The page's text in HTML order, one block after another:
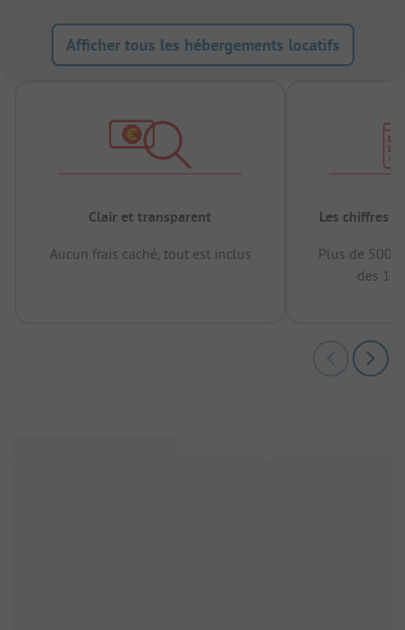
Afficher tous les hébergements locatifs
Clair et transparent
Aucun frais caché, tout est inclus
Les chiffres
Plus de
des 12